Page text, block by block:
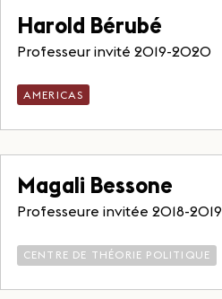
Harold Bérubé
Professeur invité 2019-2020
AMERICAS
Magali Bessone
Professeure invitée 2018-2019
CENTRE DE THÉORIE POLITIQUE